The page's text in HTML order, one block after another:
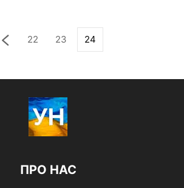
22 23 24
ПРО НАС